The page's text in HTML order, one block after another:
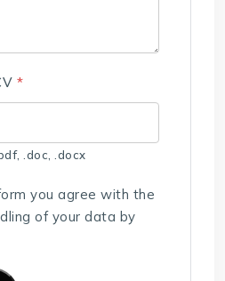
*
.doc, .docx
you agree with the
of your data by